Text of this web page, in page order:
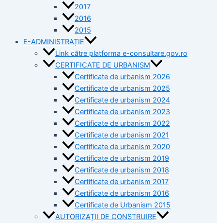
2017
2016
2015
E-ADMINISTRAȚIE
Link către platforma e-consultare.gov.ro
CERTIFICATE DE URBANISM
Certificate de urbanism 2026
Certificate de urbanism 2025
Certificate de urbanism 2024
Certificate de urbanism 2023
Certificate de urbanism 2022
Certificate de urbanism 2021
Certificate de urbanism 2020
Certificate de urbanism 2019
Certificate de urbanism 2018
Certificate de urbanism 2017
Certificate de urbanism 2016
Certificate de Urbanism 2015
AUTORIZAȚII DE CONSTRUIRE